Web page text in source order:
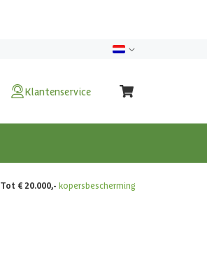
Klantenservice
Tot € 20.000,- kopersbescherming